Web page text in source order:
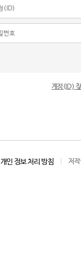
계정(ID)
개인 정보 처리 방침 저